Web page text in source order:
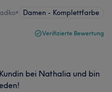
• Damen - Komplettfarbe
Verifizierte Bewertung
bei Nathalia und bin